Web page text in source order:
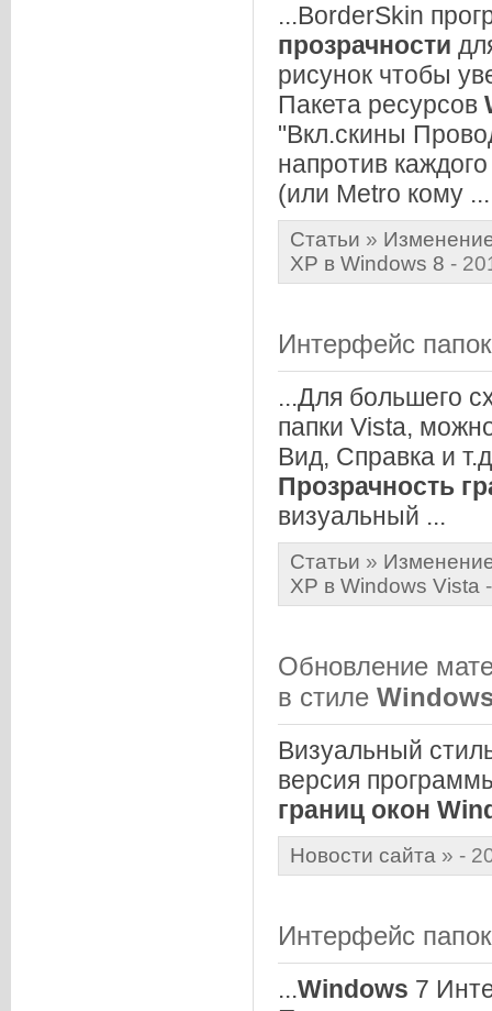
...BorderSkin
прозрачности
рисунок чтобы
Пакета ресурсов
"Вкл.скины
напротив
(или Metro кому ...
Статьи »
XP в Windows 8 -
Интерфейс
...Для большего
папки Vista,
Вид, Справка и
Прозрачность
визуальный ...
Статьи »
XP в Windows Vista
Обновление
в стиле
Визуальный
версия
границ окон
Новости сайта » -
Интерфейс
...Windows 7